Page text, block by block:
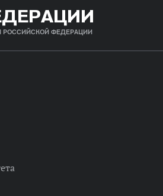
РОССИЙСКОЙ ФЕДЕРАЦИИ